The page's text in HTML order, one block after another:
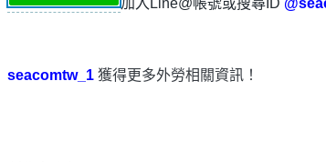
加入Line@帳號或搜尋ID
seacomtw_1 獲得更多外勞相關資訊！